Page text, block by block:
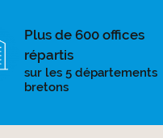
Plus de 600 offices
répartis
sur les 5 départements
bretons